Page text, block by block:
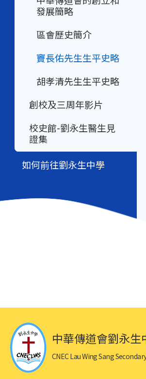
發展簡略
區會歷史簡介
竇長佑先生生平史略
胡孝清先生生平史略
創校及三周年影片
校史館-劉永生醫生見
證集
如何前往劉永生中學
中華傳道會劉永生
CNEC Lau Wing Sang